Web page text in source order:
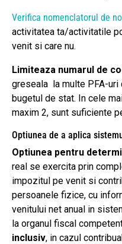
Verifica nomenclatorul de
activitatea ta/activitatile
venit si care nu.
Limiteaza numarul de
greseala la multe PFA-
bugetul de stat. In cele
maxim 2, sunt suficiente
Optiunea de a aplica
Optiunea pentru
real se exercita prin
impozitul pe venit si
persoanele fizice, cu
venitului net anual in
la organul fiscal
inclusiv, in cazul